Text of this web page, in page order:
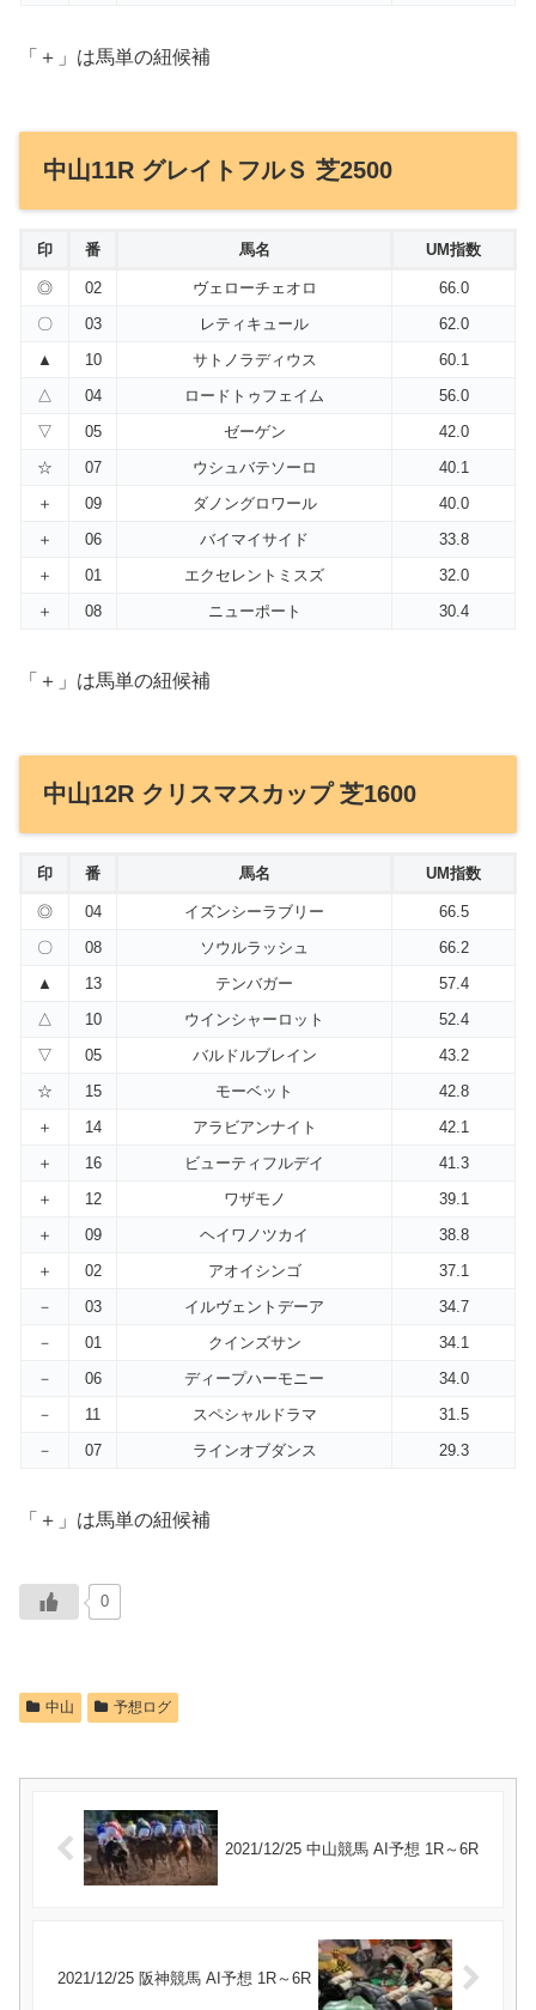
「＋」は馬単の紐候補
中山11R グレイトフルＳ 芝2500
印 番 馬名 UM指数
◎ 02 ヴェローチェオロ
66.0
〇
03 レティキュール
62.0
▲
10 サトノラディウス
60.1
△
04 ロードトゥフェイム
56.0
▽
05 ゼーゲン
42.0
☆
07 ウシュバテソーロ
40.1
＋
09 ダノングロワール
40.0
＋
06 バイマイサイド
33.8
＋
01 エクセレントミスズ
32.0
＋
08 ニューポート 30.4
「＋」は馬単の紐候補
中山12R クリスマスカップ 芝1600
印 番 馬名 UM指数
◎ 04 イズンシーラブリー
66.5
〇
08 ソウルラッシュ
66.2
▲
13 テンバガー
57.4
△
10 ウインシャーロット
52.4
▽
05 バルドルブレイン
43.2
☆
15 モーベット
42.8
＋
14 アラビアンナイト
42.1
＋
16 ビューティフルデイ
41.3
＋
12 ワザモノ
39.1
＋
09 ヘイワノツカイ
38.8
＋
02 アオイシンゴ
37.1
－
03 イルヴェントデーア
34.7
－
01 クインズサン
34.1
－
06 ディープハーモニー
34.0
－
11 スペシャルドラマ
31.5
－
07 ラインオブダンス 29.3
「＋」は馬単の紐候補
0
中山 予想ログ
2021/12/25 中山競馬 AI予想 1R～6R
2021/12/25 阪神競馬 AI予想 1R～6R